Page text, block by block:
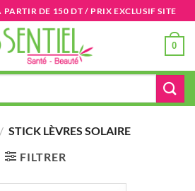
DE 150 DT / PRIX EXCLUSIF SITE
0
/ STICK LÈVRES SOLAIRE
FILTRER